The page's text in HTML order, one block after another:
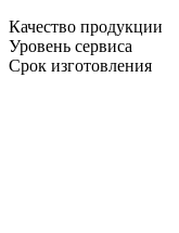
Качество продукции
Уровень сервиса
Срок изготовления